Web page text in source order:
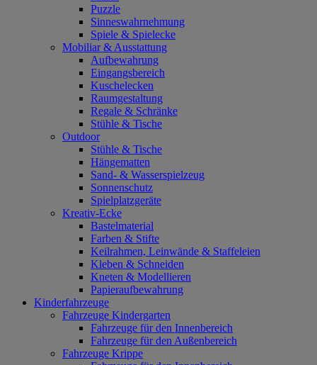
Puzzle
Sinneswahrnehmung
Spiele & Spielecke
Mobiliar & Ausstattung
Aufbewahrung
Eingangsbereich
Kuschelecken
Raumgestaltung
Regale & Schränke
Stühle & Tische
Outdoor
Stühle & Tische
Hängematten
Sand- & Wasserspielzeug
Sonnenschutz
Spielplatzgeräte
Kreativ-Ecke
Bastelmaterial
Farben & Stifte
Keilrahmen, Leinwände & Staffeleien
Kleben & Schneiden
Kneten & Modellieren
Papieraufbewahrung
Kinderfahrzeuge
Fahrzeuge Kindergarten
Fahrzeuge für den Innenbereich
Fahrzeuge für den Außenbereich
Fahrzeuge Krippe